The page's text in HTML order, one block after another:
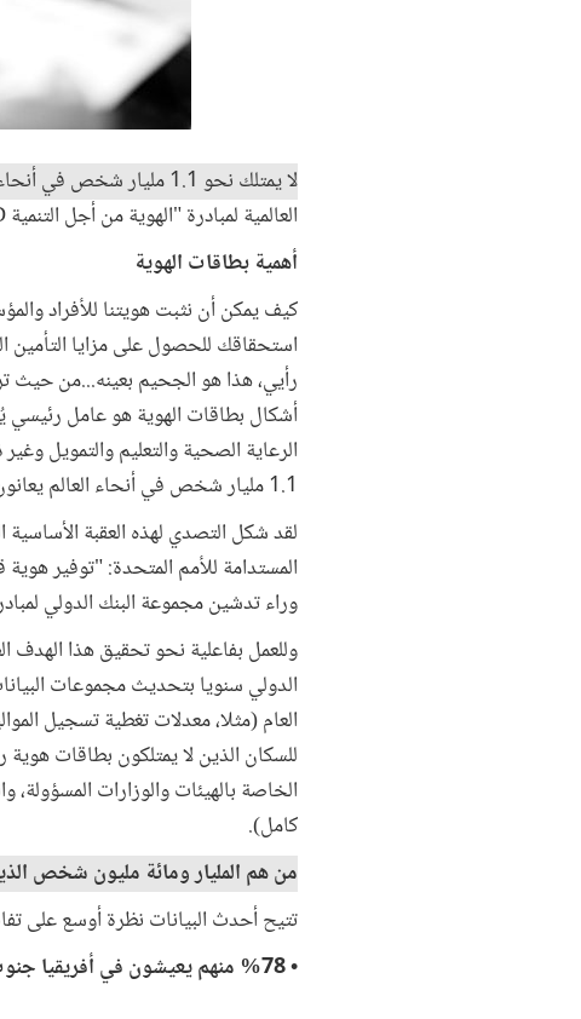
لا يمتلك نحو 1.1 مليار شخص في أنحاء العالم أوراقا ثبوتية رسمية لإثبات هويتهم
العالمية لمبادرة "الهوية من أجل التنمية ID4D" لعام 2017 التي يصدرها البنك الدولي.
أهمية بطاقات الهوية
كيف يمكن أن نثبت هويتنا للأفراد
استحقاقك للحصول على مزايا التأمين
رأيي، هذا هو الجحيم بعينه...من حيث
أشكال بطاقات الهوية هو عامل
الرعاية الصحية والتعليم والتمويل
1.1 مليار شخص في أنحاء العالم يعانون من هذه المشكلة.
وراء تدشين مجموعة البنك الدولي
وللعمل بفاعلية نحو تحقيق هذا
الدولي سنويا بتحديث مجموعات
العام (مثلا، معدلات تغطية تسجيل
كامل).
من هم المليار ومائة مليون شخص
تتيح أحدث البيانات نظرة أوسع على
• %78 منهم يعيشون في أفريقيا جنوب الصحراء وآسيا،